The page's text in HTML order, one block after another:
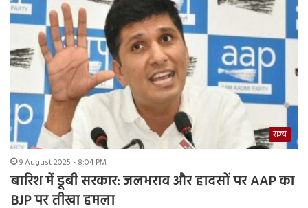
राज्य
9 August 2025 - 8:04 PM
बारिश में डूबी सरकार: जलभराव और हादसों पर AAP का
BJP पर तीखा हमला